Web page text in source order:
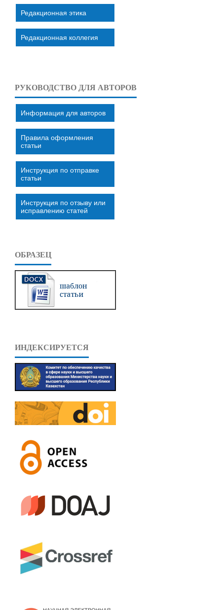
Редакционная этика
Редакционная коллегия
РУКОВОДСТВО ДЛЯ АВТОРОВ
Информация для авторов
Правила оформления
статьи
Инструкция по отправке
статьи
Инструкция по отзыву или
исправлению статей
ОБРАЗЕЦ
ИНДЕКСИРУЕТСЯ